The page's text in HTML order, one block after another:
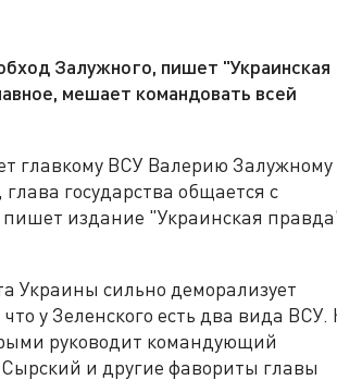
Залужного, пишет "Украинская
мешает командовать всей
главкому ВСУ Валерию Залужному
государства общается с
издание "Украинская
Украины сильно деморализует
у Зеленского есть два вида ВСУ.
руководит командующий
и другие фавориты главы